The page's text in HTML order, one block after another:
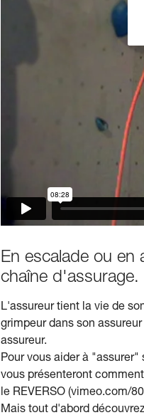
En escalade ou en
chaîne d'assurage.
L'assureur tient la vie de
grimpeur dans son
assureur.
Pour vous aider à
vous présenteront
le REVERSO (vimeo.com/
Mais tout d'abord